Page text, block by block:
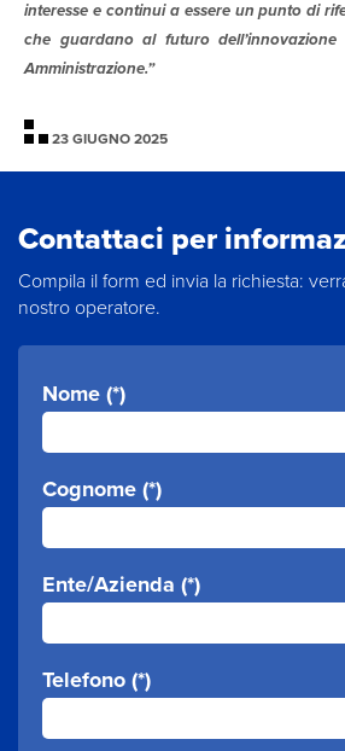
interesse e continui a essere un punto di
che guardano al futuro
Amministrazione.”
23 GIUGNO 2025
Contattaci per
Compila il form ed invia la richiesta:
nostro operatore.
Nome (*)
Cognome (*)
Ente/Azienda (*)
Telefono (*)